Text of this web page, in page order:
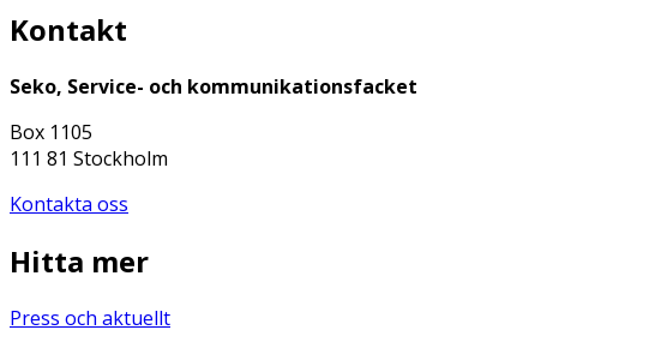
Kontakt
Seko, Service- och kommunikationsfacket
Box 1105
111 81 Stockholm
Kontakta oss
Hitta mer
Press och aktuellt